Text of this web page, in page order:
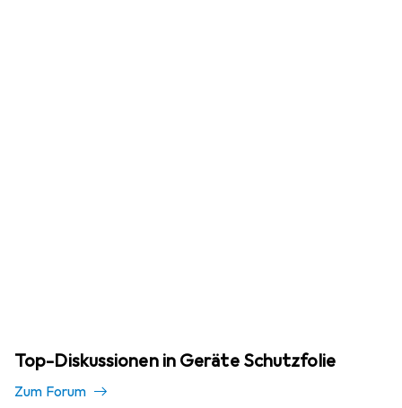
Top-Diskussionen in Geräte Schutzfolie
Zum Forum